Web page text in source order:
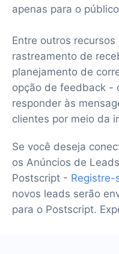
apenas para o
Entre outros
rastreamento de
planejamento de
opção de feedback -
responder às
clientes por meio da
Se você deseja
os Anúncios de
Postscript - Registre-
novos leads serão
para o Postscript.